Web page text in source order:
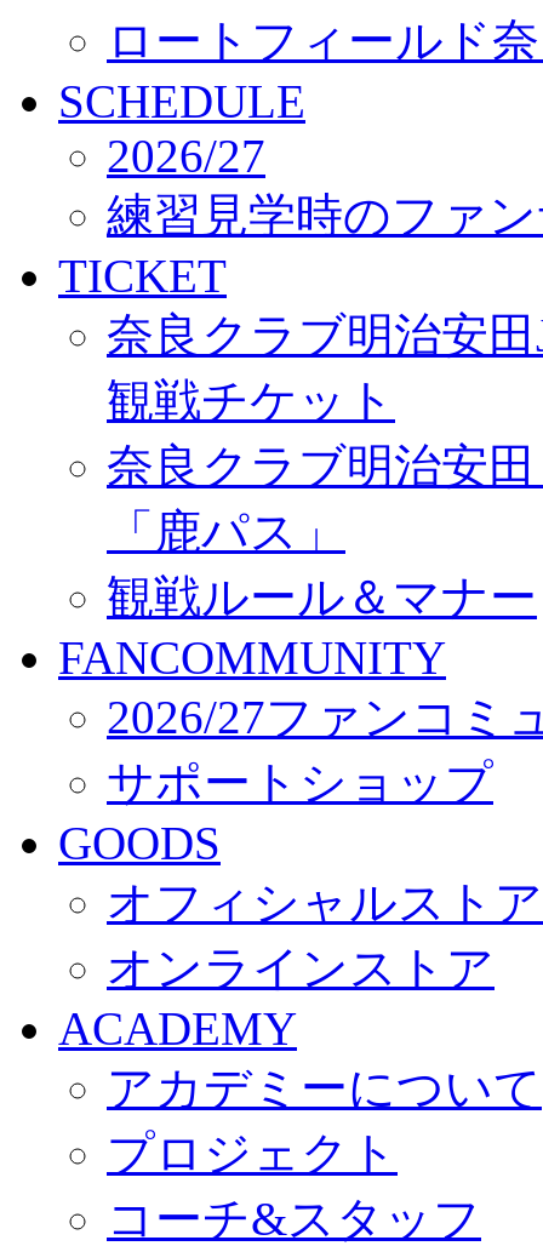
ロートフィールド
SCHEDULE
2026/27
練習見学時のファ
TICKET
奈良クラブ明治安
観戦チケット
奈良クラブ明治安
「鹿パス」
観戦ルール＆マナー
FANCOMMUNITY
2026/27ファンコミ
サポートショップ
GOODS
オフィシャルスト
オンラインストア
ACADEMY
アカデミーについて
プロジェクト
コーチ&スタッフ